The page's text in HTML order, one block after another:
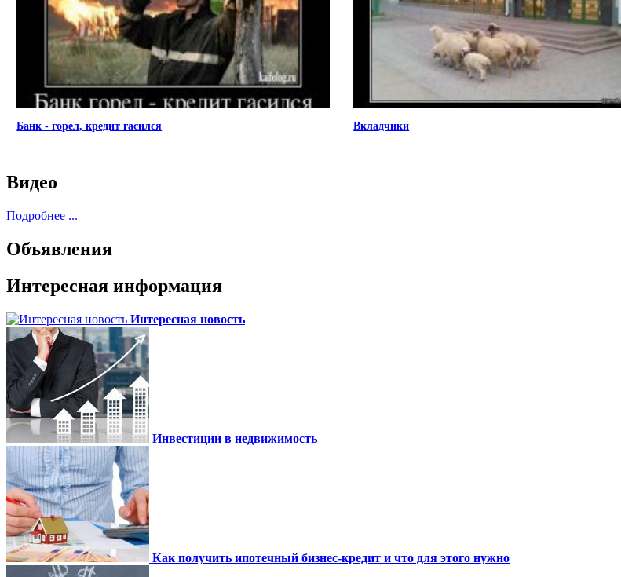
Банк - горел, кредит гасился Вкладчики
Видео
Подробнее ...
Объявления
Интересная информация
Интересная новость
Инвестиции в недвижимость
Как получить ипотечный бизнес-кредит и что для этого нужно